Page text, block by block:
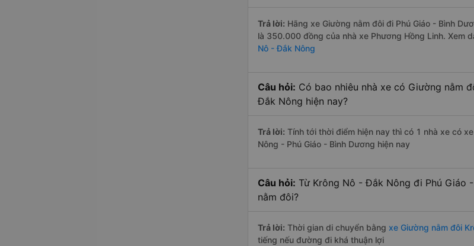
Trả lời: Hãng xe Giường nằm đôi đi Phú Giáo - Bình
là 350.000 đồng của nhà xe Phương Hồng Linh. Xem
Nô - Đắk Nông
Câu hỏi: Có bao nhiêu nhà xe có Giường nằm
Đắk Nông hiện nay?
Trả lời: Tính tới thời điểm hiện nay thì có 1 nhà xe có
Nông - Phú Giáo - Bình Dương hiện nay
Câu hỏi: Từ Krông Nô - Đắk Nông đi Phú Giáo
nằm đôi?
Trả lời: Thời gian di chuyển bằng xe Giường nằm đôi
tiếng nếu đường đi khá thuận lợi